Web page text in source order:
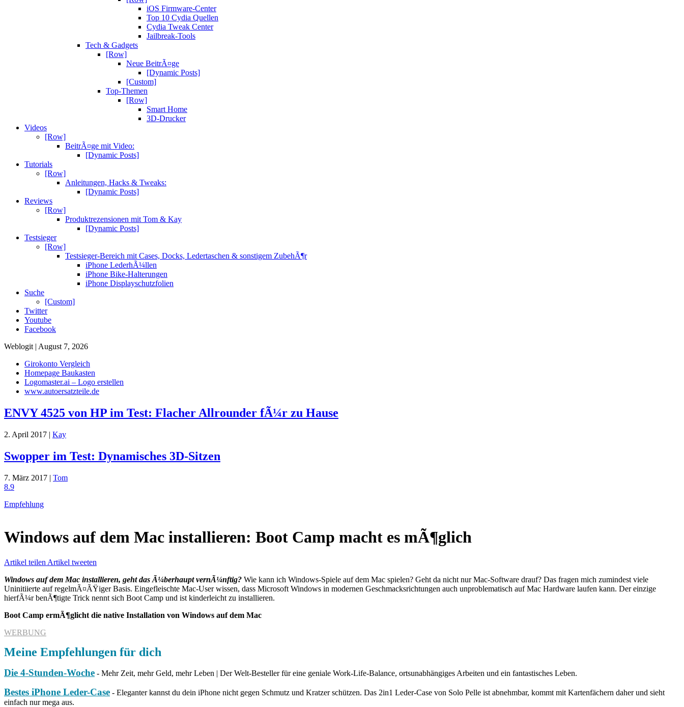
iOS Firmware-Center
Top 10 Cydia Quellen
Cydia Tweak Center
Jailbreak-Tools
Tech & Gadgets
[Row]
Neue BeitrÃ¤ge
[Dynamic Posts]
[Custom]
Top-Themen
[Row]
Smart Home
3D-Drucker
Videos
[Row]
BeitrÃ¤ge mit Video:
[Dynamic Posts]
Tutorials
[Row]
Anleitungen, Hacks & Tweaks:
[Dynamic Posts]
Reviews
[Row]
Produktrezensionen mit Tom & Kay
[Dynamic Posts]
Testsieger
[Row]
Testsieger-Bereich mit Cases, Docks, Ledertaschen & sonstigem ZubehÃ¶r
iPhone LederhÃ¼llen
iPhone Bike-Halterungen
iPhone Displayschutzfolien
Suche
[Custom]
Twitter
Youtube
Facebook
Weblogit | August 7, 2026
Girokonto Vergleich
Homepage Baukasten
Logomaster.ai – Logo erstellen
www.autoersatzteile.de
ENVY 4525 von HP im Test: Flacher Allrounder fÃ¼r zu Hause
2. April 2017 | Kay
Swopper im Test: Dynamisches 3D-Sitzen
7. März 2017 | Tom
8.9
Empfehlung
Windows auf dem Mac installieren: Boot Camp macht es mÃ¶glich
Artikel teilen Artikel tweeten
Windows auf dem Mac installieren, geht das Ã¼berhaupt vernÃ¼nftig? Wie kann ich Windows-Spiele auf dem Mac spielen? Geht da nicht nur Mac-Software drauf? Das fragen mich zumindest viele
Uninitiierte auf regelmÃ¤ÃŸiger Basis. Eingefleischte Mac-User wissen, dass Microsoft Windows in modernen Geschmacksrichtungen auch unproblematisch auf Mac Hardware laufen kann. Der einzige
hierfÃ¼r benÃ¶tigte Trick nennt sich Boot Camp und ist kinderleicht zu installieren.
Boot Camp ermÃ¶glicht die native Installation von Windows auf dem Mac
WERBUNG
Meine Empfehlungen für dich
Die 4-Stunden-Woche - Mehr Zeit, mehr Geld, mehr Leben | Der Welt-Besteller für eine geniale Work-Life-Balance, ortsunabhängiges Arbeiten und ein fantastisches Leben.
Bestes iPhone Leder-Case - Eleganter kannst du dein iPhone nicht gegen Schmutz und Kratzer schützen. Das 2in1 Leder-Case von Solo Pelle ist abnehmbar, kommt mit Kartenfächern daher und sieht
einfach nur mega aus.